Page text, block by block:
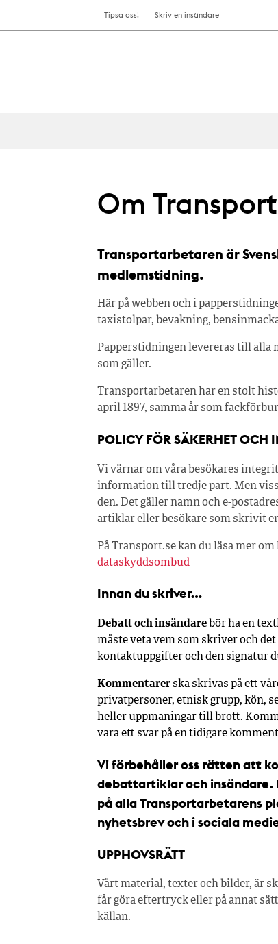
Tipsa oss! Skriv en insändare
Om
Transportarbetaren är
medlemstidning.
Här på webben och i
taxistolpar, bevakning,
Papperstidningen levereras till alla
som gäller.
Transportarbetaren har en stolt
april 1897, samma år som
POLICY FÖR SÄKERHET OCH
Vi värnar om våra besökares
information till tredje part. Men
den. Det gäller namn och e-
artiklar eller besökare som skrivit
På Transport.se kan du läsa mer
dataskyddsombud
Innan du skriver…
Debatt och insändare bör ha en
måste veta vem som skriver och
kontaktuppgifter och den signatur
Kommentarer ska skrivas på ett
privatpersoner, etnisk grupp, kön,
heller uppmaningar till brott.
vara ett svar på en tidigare
Vi förbehåller oss rätten att
debattartiklar och insändare.
på alla Transportarbetarens
nyhetsbrev och i sociala
UPPHOVSRÄTT
Vårt material, texter och bilder, är
får göra eftertryck eller på annat
källan.